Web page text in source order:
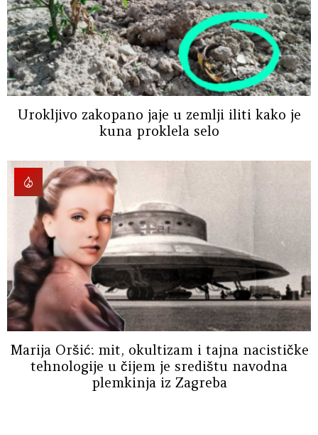
Urokljivo zakopano jaje u zemlji iliti kako je
kuna proklela selo
Marija Oršić: mit, okultizam i tajna nacističke
tehnologije u čijem je središtu navodna
plemkinja iz Zagreba